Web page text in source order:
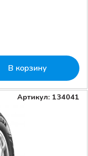
В корзину
Артикул: 134041